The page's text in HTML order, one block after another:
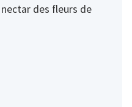
nectar des fleurs de